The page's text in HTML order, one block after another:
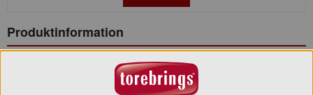
Produktinformation